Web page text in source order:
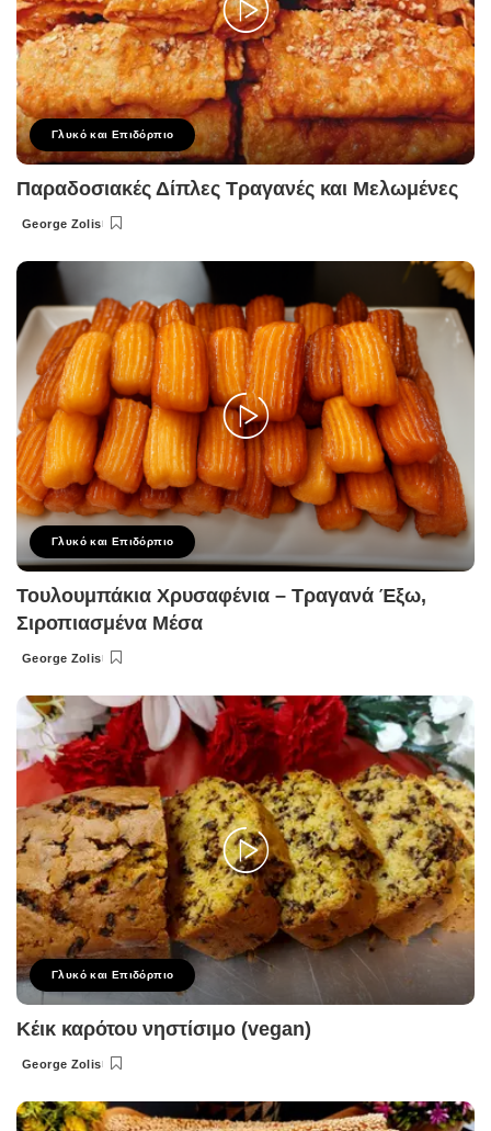
Γλυκό και Επιδόρπιο
Παραδοσιακές Δίπλες Τραγανές και Μελωμένες
Posted
George Zolis
Γλυκό και Επιδόρπιο
Τουλουμπάκια Χρυσαφένια – Τραγανά Έξω,
Σιροπιασμένα Μέσα
Posted
George Zolis
Γλυκό και Επιδόρπιο
Κέικ καρότου νηστίσιμο (vegan)
Posted
George Zolis